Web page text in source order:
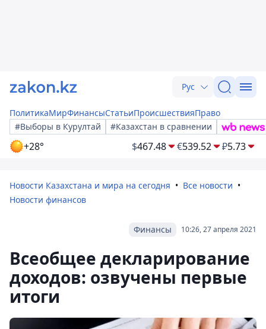
Рус
ПолитикаМирФинансыСтатьиПроисшествияПраво
#Выборы в Курултай
#Казахстан в сравнении
+28° $467.48 €539.52 ₽5.73
Новости Казахстана и мира на сегодня
Все новости
Новости финансов
10:26, 27 апреля 2021
Финансы
Всеобщее декларирование
доходов: озвучены первые
итоги